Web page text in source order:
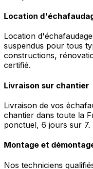
Location
Location
suspendus pour tous
constructions,
certifié.
Livraison sur chantier
Livraison de vos
chantier dans toute la
ponctuel, 6 jours sur 7.
Montage et
Nos techniciens